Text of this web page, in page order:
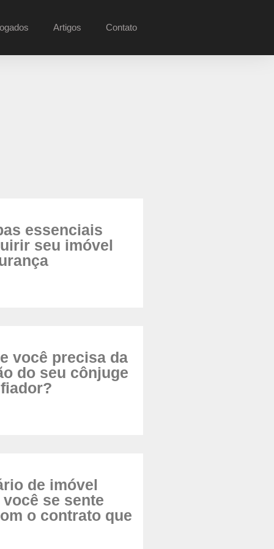
Artigos Contato
essenciais
seu imóvel
você precisa da
do seu cônjuge
de imóvel
se sente
o contrato que